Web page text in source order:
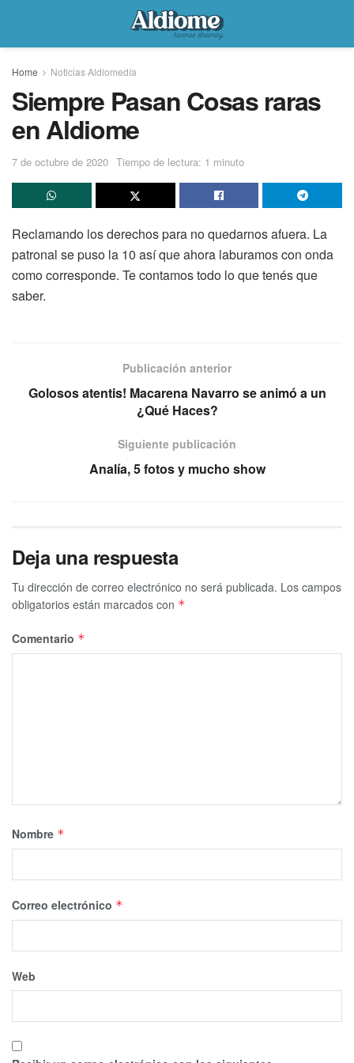
Home Noticias Aldiomedía
Siempre Pasan Cosas raras
en Aldiome
7 de octubre de 2020 Tiempo de lectura: 1 minuto
Reclamando los derechos para no quedarnos afuera. La
patronal se puso la 10 así que ahora laburamos con onda
como corresponde. Te contamos todo lo que tenés que
saber.
Publicación anterior
Golosos atentis! Macarena Navarro se animó a un
¿Qué Haces?
Siguiente publicación
Analía, 5 fotos y mucho show
Deja una respuesta
Tu dirección de correo electrónico no será publicada. Los campos
obligatorios están marcados con *
Comentario *
Nombre *
Correo electrónico *
Web